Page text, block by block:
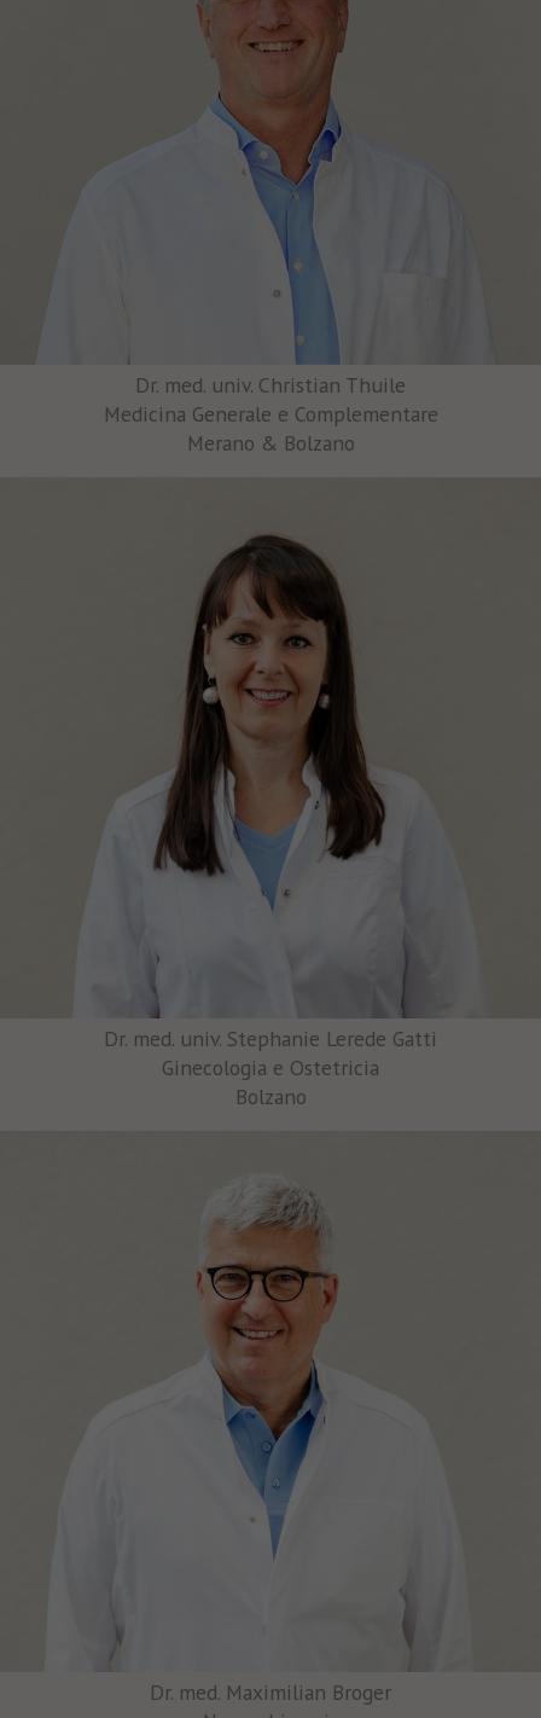
Dr. med. univ. Christian Thuile
Medicina Generale e Complementare
Merano & Bolzano
Dr. med. univ. Stephanie Lerede Gatti
Ginecologia e Ostetricia
Bolzano
Dr. med. Maximilian Broger